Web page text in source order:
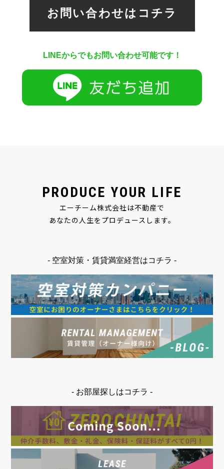
お問い合わせはコチラ
LINEからでもお問い合わせ可能です！
PRODUCE YOUR LIFE
エーチーム株式会社は不動産で
あなたの人生をプロデュースします。
- 空室対策・賃貸満室経営はコチラ -
- お部屋探しはコチラ -